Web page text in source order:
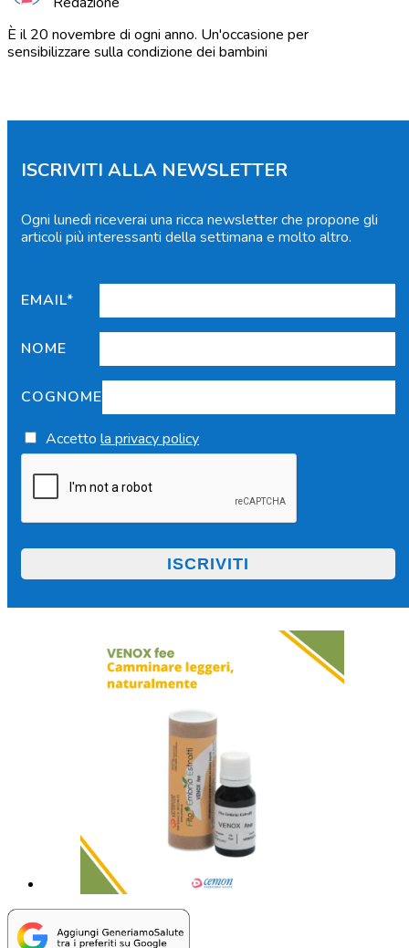
È il 20 novembre di ogni anno. Un'occasione per
sensibilizzare sulla condizione dei bambini
ISCRIVITI ALLA NEWSLETTER
Ogni lunedì riceverai una ricca newsletter che propone gli
articoli più interessanti della settimana e molto altro.
EMAIL*
NOME
COGNOME
Accetto la privacy policy